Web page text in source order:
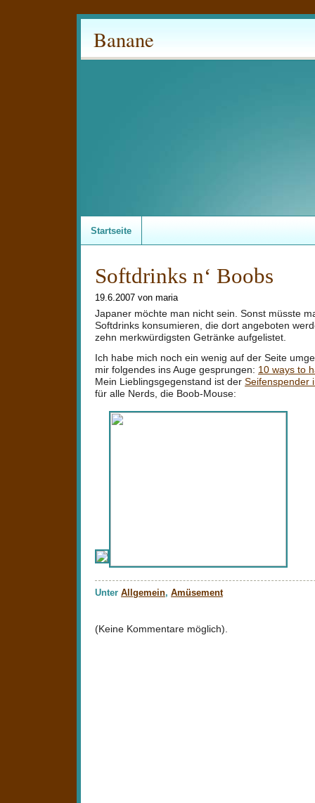
Banane
Startseite
Softdrinks n‘ Boobs
19.6.2007 von maria
Japaner möchte man nicht sein. Sonst müsste
Softdrinks konsumieren, die dort angeboten
zehn merkwürdigsten Getränke aufgelistet.
Ich habe mich noch ein wenig auf der Seite
mir folgendes ins Auge gesprungen: 10 ways to
Mein Lieblingsgegenstand ist der Seifenspender
für alle Nerds, die Boob-Mouse:
Unter Allgemein, Amüsement
(Keine Kommentare möglich).